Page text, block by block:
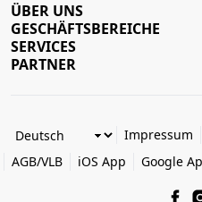
ÜBER UNS
GESCHÄFTSBEREICHE
SERVICES
PARTNER
Impressum
AGB/VLB
iOS App Google